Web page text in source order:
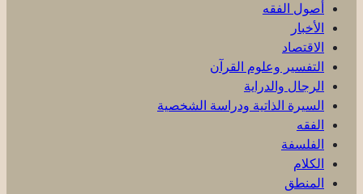
أصول الفقه
الأخبار
الاقتصاد
التفسير وعلوم القرآن
الرجال والدراية
السيرة الذاتية ودراسة الشخصية
الفقه
الفلسفة
الكلام
المنطق